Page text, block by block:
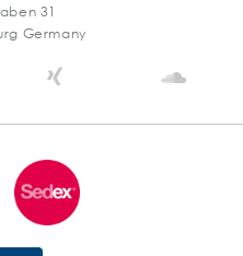
31
Germany
@
Stein
@